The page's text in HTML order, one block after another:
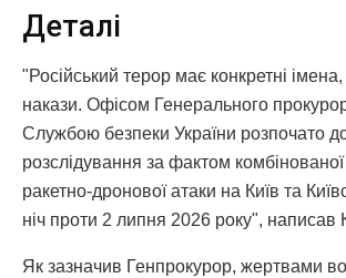
Деталі
"Російський терор має конкретні
накази. Офісом Генерального
Службою безпеки України розпочато
розслідування за фактом комбінованої
ракетно-дронової атаки на Київ та
ніч проти 2 липня 2026 року", написав
Як зазначив Генпрокурор, жертвами